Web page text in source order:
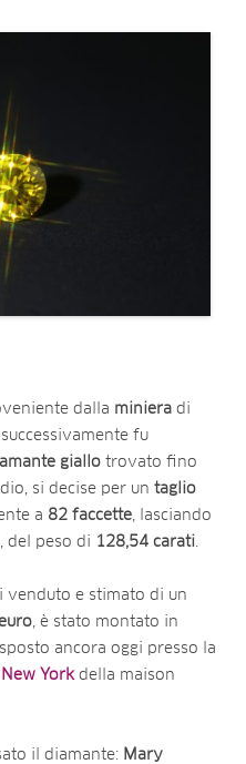
dalla miniera di
successivamente fu
giallo trovato fino
si decise per un taglio
a 82 faccette , lasciando
del peso di 128,54 carati
venduto e stimato di un
, è stato montato in
ancora oggi presso la
York della maison
il diamante: Mary